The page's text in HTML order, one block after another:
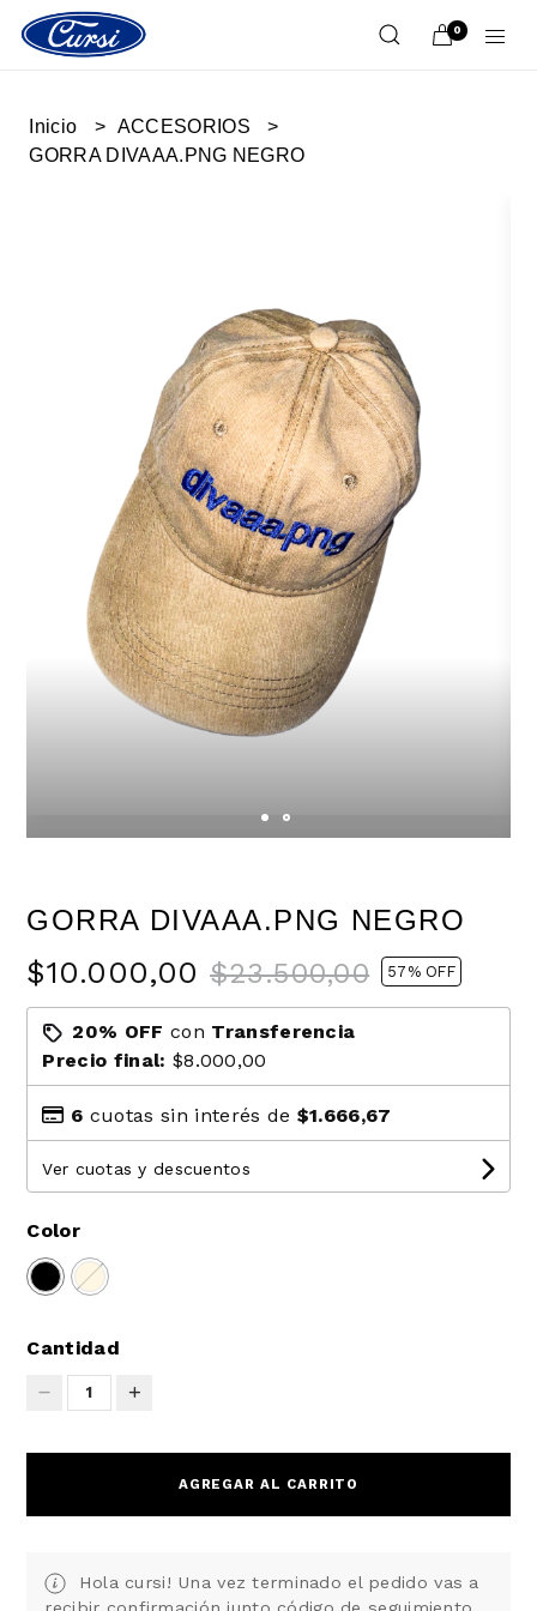
0
Inicio
ACCESORIOS
GORRA DIVAAA.PNG NEGRO
GORRA DIVAAA.PNG NEGRO
$10.000,00$23.500,00 57 % OFF
20% OFF con Transferencia
Precio final: $8.000,00
6 cuotas sin interés de $1.666,67
Ver cuotas y descuentos
Color
Cantidad
1
AGREGAR AL CARRITO
Hola cursi! Una vez terminado el pedido vas a
recibir confirmación junto código de seguimiento